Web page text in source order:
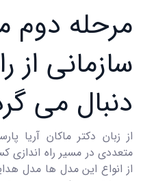
مرحله دوم
سازمانی از
دنبال می
از زبان دکتر ماکان آریا
متعددی در مسیر راه
از انواع این مدل ها مدل